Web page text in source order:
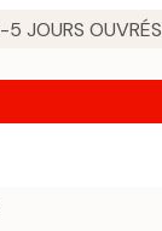
5 JOURS OUVRÉS